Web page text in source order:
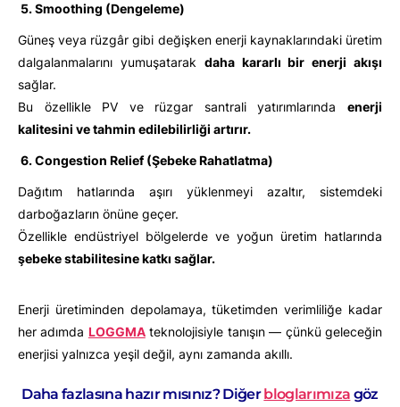
5. Smoothing (Dengeleme)
Güneş veya rüzgâr gibi değişken enerji kaynaklarındaki üretim
dalgalanmalarını yumuşatarak daha kararlı bir enerji akışı
sağlar.
Bu özellikle PV ve rüzgar santrali yatırımlarında enerji
kalitesini ve tahmin edilebilirliği artırır.
6. Congestion Relief (Şebeke Rahatlatma)
Dağıtım hatlarında aşırı yüklenmeyi azaltır, sistemdeki
darboğazların önüne geçer.
Özellikle endüstriyel bölgelerde ve yoğun üretim hatlarında
şebeke stabilitesine katkı sağlar.
Enerji üretiminden depolamaya, tüketimden verimliliğe kadar
her adımda LOGGMAteknolojisiyle tanışın — çünkü geleceğin
enerjisi yalnızca yeşil değil, aynı zamanda akıllı.
Daha fazlasına hazır mısınız? Diğer bloglarımıza göz